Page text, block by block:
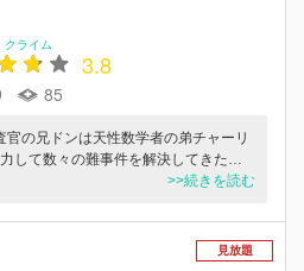
クライム
3.8
85
官の兄ドンは天性数学者の弟チャーリ
して数々の難事件を解決してきた…
>>続きを読む
見放題